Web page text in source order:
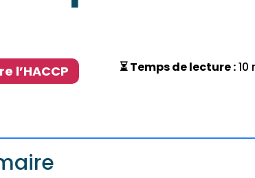
l’HACCP ⏳ Temps de lecture :10